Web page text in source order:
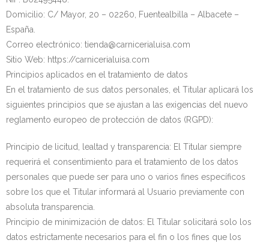
Domicilio: C/ Mayor, 20 – 02260, Fuentealbilla – Albacete –
España.
Correo electrónico: tienda@carnicerialuisa.com
Sitio Web: https://carnicerialuisa.com
Principios aplicados en el tratamiento de datos
En el tratamiento de sus datos personales, el Titular aplicará los
siguientes principios que se ajustan a las exigencias del nuevo
reglamento europeo de protección de datos (RGPD):
Principio de licitud, lealtad y transparencia: El Titular siempre
requerirá el consentimiento para el tratamiento de los datos
personales que puede ser para uno o varios fines específicos
sobre los que el Titular informará al Usuario previamente con
absoluta transparencia.
Principio de minimización de datos: El Titular solicitará solo los
datos estrictamente necesarios para el fin o los fines que los